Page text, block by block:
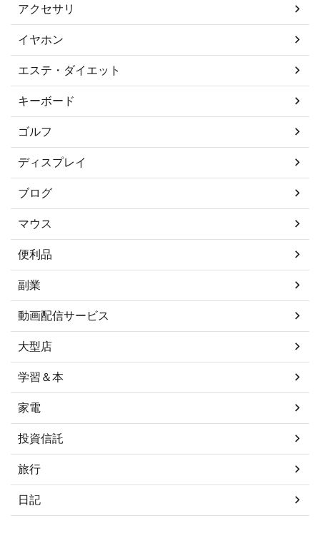
アクセサリ
イヤホン
エステ・ダイエット
キーボード
ゴルフ
ディスプレイ
ブログ
マウス
便利品
副業
動画配信サービス
大型店
学習＆本
家電
投資信託
旅行
日記